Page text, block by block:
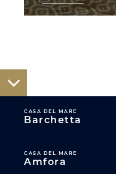
CASA DEL MARE
Barchetta
CASA DEL MARE
Amfora